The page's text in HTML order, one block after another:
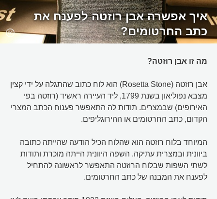
איך אפשרה אבן רוזטה לפענח את
כתב החרטומים?
מה זו אבן רוזטה?
אבן רוזטה (Rosetta Stone) הוא לוח כתוב שהתגלה על ידי קצין
מצבא נפוליאון בשנת 1799, ליד העיירה ראשיד (רוזטה בפי
האירופים) שבמצרים. תודות לה התאפשר פענוח הכתב המצרי
הקדום, כתב החרטומים או ההירוגליפים.
המיוחד בלוח רוזטה הוא שהלוח הכיל הודעה שהייתה כתובה
ביוונית ובמצרית עתיקה. השפה היוונית הייתה מוכרת ותודות
לשתי השפות שבלוח הרוזטה התאפשר לראשונה להתחיל
לפענח את המבנה של כתב החרטומים.